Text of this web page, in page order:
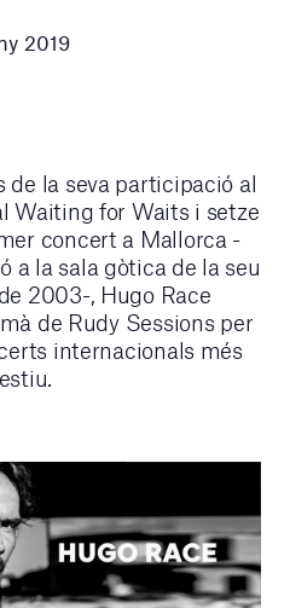
2019
de la seva participació al
Waiting for Waits i setze
concert a Mallorca -
a la sala gòtica de la seu
2003-, Hugo Race
de Rudy Sessions per
internacionals més